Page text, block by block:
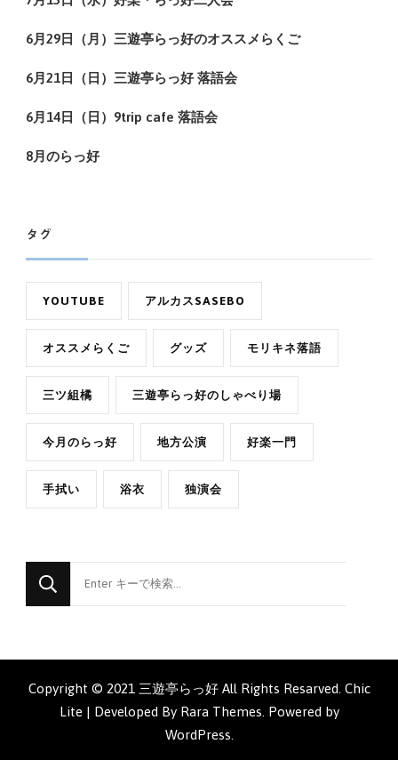
6月29日（月）三遊亭らっ好のオススメらくご
6月21日（日）三遊亭らっ好 落語会
6月14日（日）9trip cafe 落語会
8月のらっ好
タグ
YOUTUBE アルカスSASEBO
オススメらくご グッズ モリキネ落語
三ツ組橘 三遊亭らっ好のしゃべり場
今月のらっ好 地方公演 好楽一門
手拭い 浴衣 独演会
し
Copyright © 2021 三遊亭らっ好 All Rights Resarved. Chic
Lite | Developed By Rara Themes . Powered by
WordPress